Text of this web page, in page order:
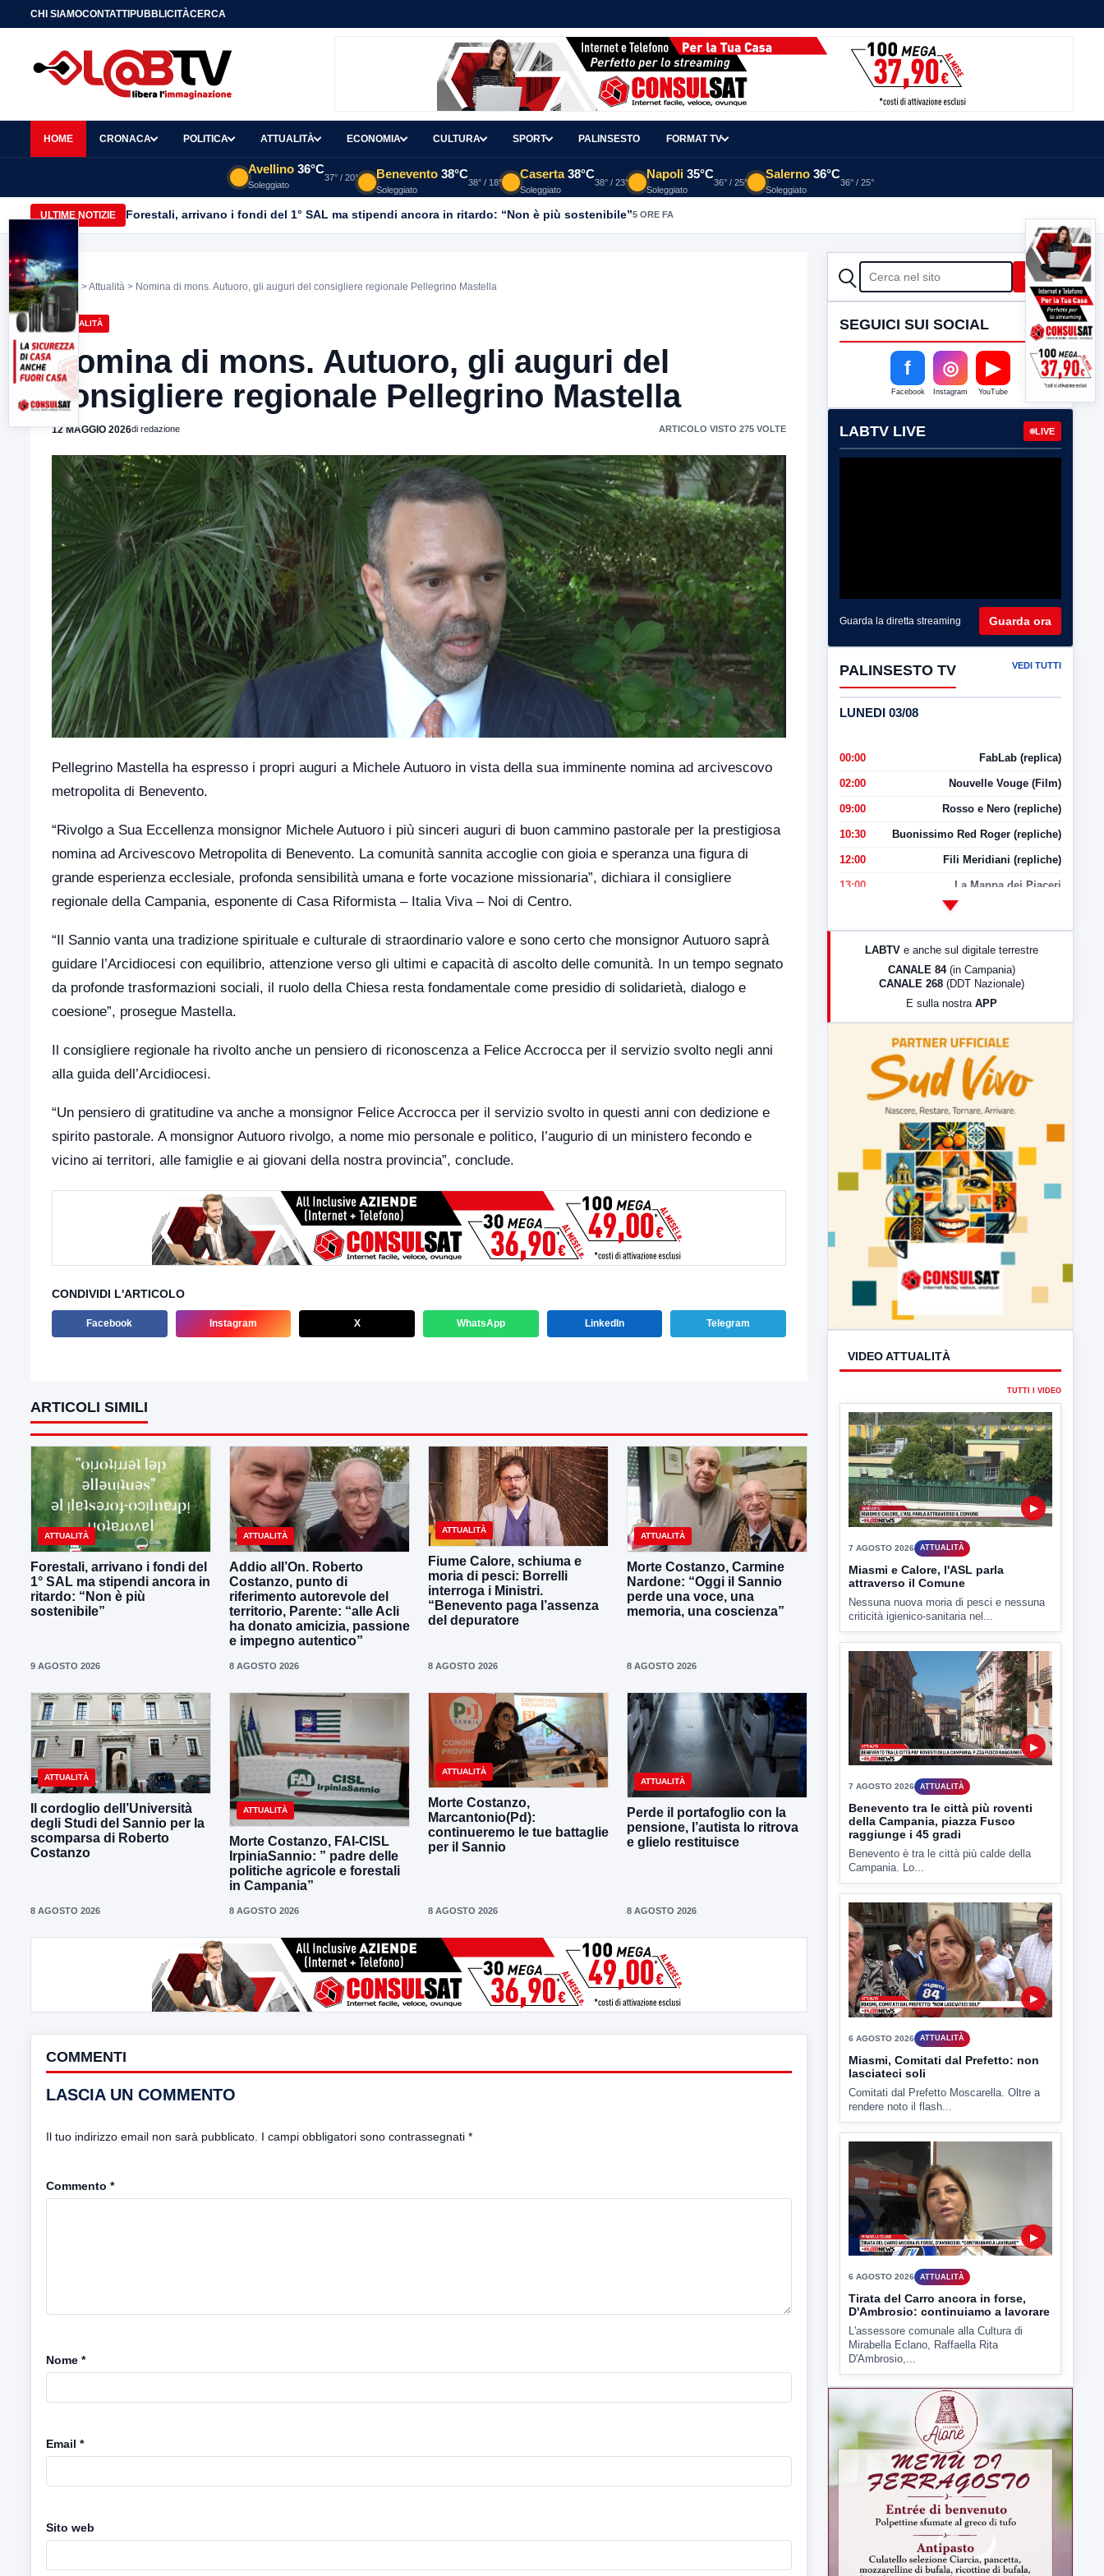
CHI SIAMOCONTATTIPUBBLICITÀCERCA
HOME CRONACA POLITICA ATTUALITÀ ECONOMIA CULTURA SPORT PALINSESTO FORMAT TV
Avellino 36°C
Soleggiato
37° / 20° Benevento 38°C
Soleggiato
38° / 18°
Caserta 38°C
Soleggiato
38° / 23°
Napoli 35°C
Soleggiato
36° / 25°
Salerno 36°C
Soleggiato
36° / 25°
ULTIME NOTIZIE Forestali, arrivano i fondi del 1° SAL ma stipendi ancora in ritardo: “Non è più sostenibile”5 ORE FA
Home >Attualità > Nomina di mons. Autuoro, gli auguri del consigliere regionale Pellegrino Mastella
ATTUALITÀ
Nomina di mons. Autuoro, gli auguri del
consigliere regionale Pellegrino Mastella
12 MAGGIO 2026di redazione ARTICOLO VISTO 275 VOLTE
Pellegrino Mastellaha espresso i propri auguri a Michele Autuoro in vista della sua imminente nomina ad arcivescovo
metropolita di Benevento.
“Rivolgo a Sua Eccellenza monsignor Michele Autuoro i più sinceri auguri di buon cammino pastorale per la prestigiosa
nomina ad Arcivescovo Metropolita di Benevento. La comunità sannita accoglie con gioia e speranza una figura di
grande esperienza ecclesiale, profonda sensibilità umana e forte vocazione missionaria”, dichiara il consigliere
regionale della Campania, esponente di Casa Riformista – Italia Viva– Noi di Centro.
“Il Sannio vanta una tradizione spirituale e culturale di straordinario valore e sono certo che monsignor Autuoro saprà
guidare l’Arcidiocesi con equilibrio, attenzione verso gli ultimi e capacità di ascolto delle comunità. In un tempo segnato
da profonde trasformazioni sociali, il ruolo della Chiesa resta fondamentale come presidio di solidarietà, dialogo e
coesione”, prosegue Mastella.
Il consigliere regionale ha rivolto anche un pensiero di riconoscenza a Felice Accroccaper il servizio svolto negli anni
alla guida dell’Arcidiocesi.
“Un pensiero di gratitudine va anche a monsignor Felice Accrocca per il servizio svolto in questi anni con dedizione e
spirito pastorale. A monsignor Autuoro rivolgo, a nome mio personale e politico, l’augurio di un ministero fecondo e
vicino ai territori, alle famiglie e ai giovani della nostra provincia”, conclude.
CONDIVIDI L'ARTICOLO
Facebook Instagram X WhatsApp LinkedIn Telegram
ARTICOLI SIMILI
ATTUALITÀ
Forestali, arrivano i fondi del
1° SAL ma stipendi ancora in
ritardo: “Non è più
sostenibile”
9 AGOSTO 2026
ATTUALITÀ
Addio all’On. Roberto
Costanzo, punto di
riferimento autorevole del
territorio, Parente: “alle Acli
ha donato amicizia, passione
e impegno autentico”
8 AGOSTO 2026
ATTUALITÀ
Fiume Calore, schiuma e
moria di pesci: Borrelli
interroga i Ministri.
“Benevento paga l’assenza
del depuratore
8 AGOSTO 2026
ATTUALITÀ
Morte Costanzo, Carmine
Nardone: “Oggi il Sannio
perde una voce, una
memoria, una coscienza”
8 AGOSTO 2026
ATTUALITÀ
Il cordoglio dell’Università
degli Studi del Sannio per la
scomparsa di Roberto
Costanzo
8 AGOSTO 2026
ATTUALITÀ
Morte Costanzo, FAI-CISL
IrpiniaSannio: ” padre delle
politiche agricole e forestali
in Campania”
8 AGOSTO 2026
ATTUALITÀ
Morte Costanzo,
Marcantonio(Pd):
continueremo le tue battaglie
per il Sannio
8 AGOSTO 2026
ATTUALITÀ
Perde il portafoglio con la
pensione, l’autista lo ritrova
e glielo restituisce
8 AGOSTO 2026
COMMENTI
LASCIA UN COMMENTO
Il tuo indirizzo email non sarà pubblicato. I campi obbligatori sono contrassegnati *
Commento *
Nome *
Email *
Sito web
CERCA Cerca
SEGUICI SUI SOCIAL
f
Facebook
◎
Instagram
▶
YouTube
LABTV LIVE LIVE
Guarda la diretta streaming Guarda ora
PALINSESTO TV VEDI TUTTI
LUNEDI 03/08
00:00 FabLab (replica)
02:00 Nouvelle Vouge (Film)
09:00 Rosso e Nero (repliche)
10:30 Buonissimo Red Roger (repliche)
12:00 Fili Meridiani (repliche)
13:00 La Mappa dei Piaceri
LabNews (Diretta)
LabNews (replica)
LABTV e anche sul digitale terrestre
CANALE 84 (in Campania)
CANALE 268 (DDT Nazionale)
E sulla nostra APP
TUTTI I VIDEO
▶
7 AGOSTO 2026 ATTUALITÀ
Miasmi e Calore, l'ASL parla
attraverso il Comune
Nessuna nuova moria di pesci e nessuna
criticità igienico-sanitaria nel...
▶
7 AGOSTO 2026 ATTUALITÀ
Benevento tra le città più roventi
della Campania, piazza Fusco
Benevento è tra le città più calde della
Campania. Lo...
▶
6 AGOSTO 2026 ATTUALITÀ
Miasmi, Comitati dal Prefetto: non
lasciateci soli
Comitati dal Prefetto Moscarella. Oltre a
rendere noto il flash...
6 AGOSTO 2026 ATTUALITÀ
Tirata del Carro ancora in forse,
D'Ambrosio: continuiamo a lavorare
L'assessore comunale alla Cultura di
Mirabella Eclano, Raffaella Rita
D'Ambrosio,...